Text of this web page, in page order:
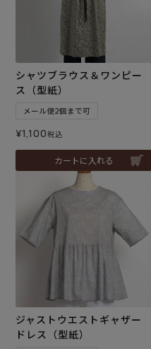
シャツブラウス＆ワンピー
ス（型紙）
メール便2個まで可
¥1,100税込
カートに入れる
ジャストウエストギャザー
ドレス（型紙）